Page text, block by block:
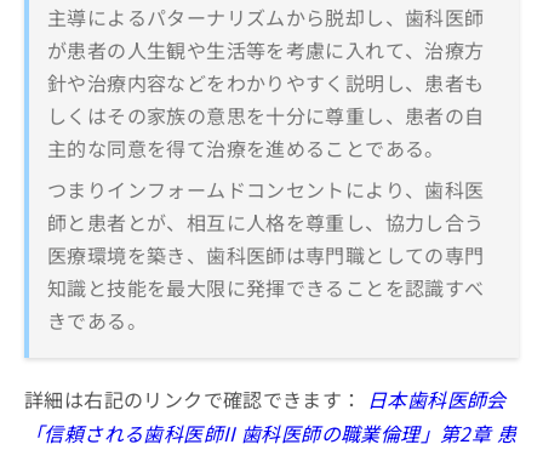
主導によるパターナリズムから脱却し、歯科医師
が患者の人生観や生活等を考慮に入れて、治療方
針や治療内容などをわかりやすく説明し、患者も
しくはその家族の意思を十分に尊重し、患者の自
主的な同意を得て治療を進めることである。
つまりインフォームドコンセントにより、歯科医
師と患者とが、相互に人格を尊重し、協力し合う
医療環境を築き、歯科医師は専門職としての専門
知識と技能を最大限に発揮できることを認識すべ
きである。
詳細は右記のリンクで確認できます：
日本歯科医師会
「信頼される歯科医師II 歯科医師の職業倫理」第2章 患